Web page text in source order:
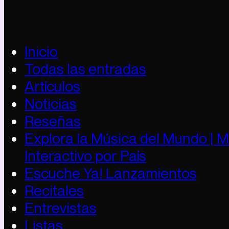
Inicio
Todas las entradas
Artículos
Noticias
Reseñas
Explora la Música del Mundo |
Interactivo por País
Escuche Ya! Lanzamientos
Recitales
Entrevistas
Listas